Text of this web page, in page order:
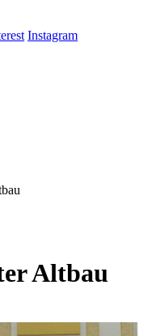
Instagram
Altbau